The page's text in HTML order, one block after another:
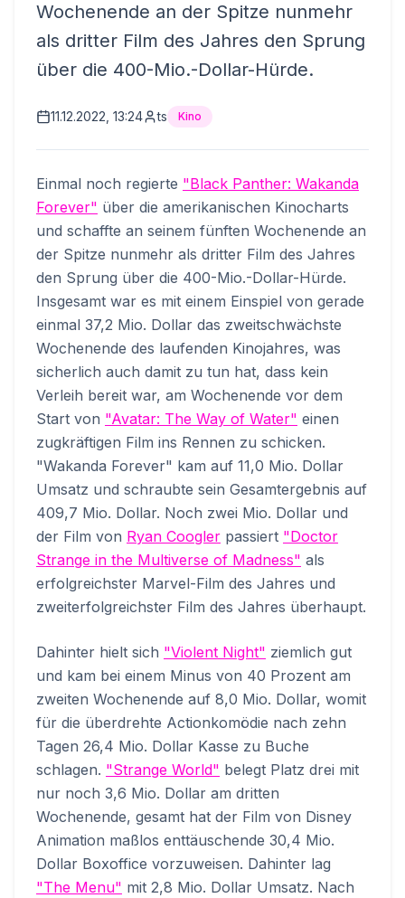
Wochenende an der Spitze nunmehr
als dritter Film des Jahres den Sprung
über die 400-Mio.-Dollar-Hürde.
11.12.2022, 13:24 ts Kino
Einmal noch regierte "Black Panther: Wakanda
Forever" über die amerikanischen Kinocharts
und schaffte an seinem fünften Wochenende an
der Spitze nunmehr als dritter Film des Jahres
den Sprung über die 400-Mio.-Dollar-Hürde.
Insgesamt war es mit einem Einspiel von gerade
einmal 37,2 Mio. Dollar das zweitschwächste
Wochenende des laufenden Kinojahres, was
sicherlich auch damit zu tun hat, dass kein
Verleih bereit war, am Wochenende vor dem
Start von "Avatar: The Way of Water" einen
zugkräftigen Film ins Rennen zu schicken.
"Wakanda Forever" kam auf 11,0 Mio. Dollar
Umsatz und schraubte sein Gesamtergebnis auf
409,7 Mio. Dollar. Noch zwei Mio. Dollar und
der Film von Ryan Coogler passiert "Doctor
Strange in the Multiverse of Madness" als
erfolgreichster Marvel-Film des Jahres und
zweiterfolgreichster Film des Jahres überhaupt.
Dahinter hielt sich "Violent Night" ziemlich gut
und kam bei einem Minus von 40 Prozent am
zweiten Wochenende auf 8,0 Mio. Dollar, womit
für die überdrehte Actionkomödie nach zehn
Tagen 26,4 Mio. Dollar Kasse zu Buche
schlagen. "Strange World" belegt Platz drei mit
nur noch 3,6 Mio. Dollar am dritten
Wochenende, gesamt hat der Film von Disney
Animation maßlos enttäuschende 30,4 Mio.
Dollar Boxoffice vorzuweisen. Dahinter lag
"The Menu" mit 2,8 Mio. Dollar Umsatz. Nach